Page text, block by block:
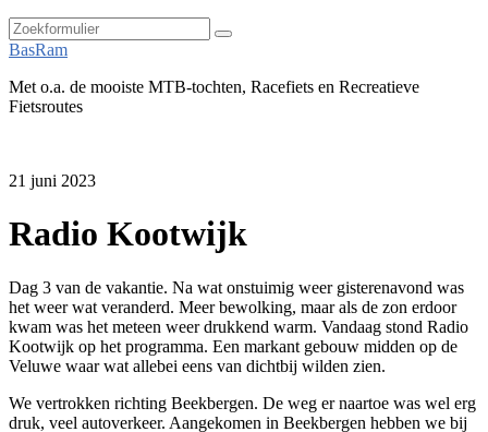
Zoeken
BasRam
Met o.a. de mooiste MTB-tochten, Racefiets en Recreatieve
Fietsroutes
21 juni 2023
Radio Kootwijk
Dag 3 van de vakantie. Na wat onstuimig weer gisterenavond was
het weer wat veranderd. Meer bewolking, maar als de zon erdoor
kwam was het meteen weer drukkend warm. Vandaag stond Radio
Kootwijk op het programma. Een markant gebouw midden op de
Veluwe waar wat allebei eens van dichtbij wilden zien.
We vertrokken richting Beekbergen. De weg er naartoe was wel erg
druk, veel autoverkeer. Aangekomen in Beekbergen hebben we bij